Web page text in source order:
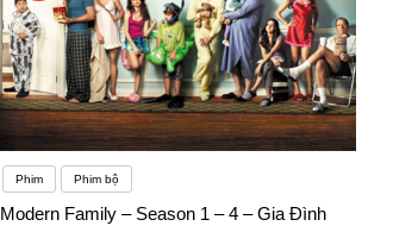
Phim Phim bộ
Modern Family – Season 1 – 4 – Gia Đình